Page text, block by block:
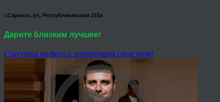
г.Саранск, ул. Республиканская 151а
Дарите близким лучшее!
Статуэтка по фото с портретным сходством!